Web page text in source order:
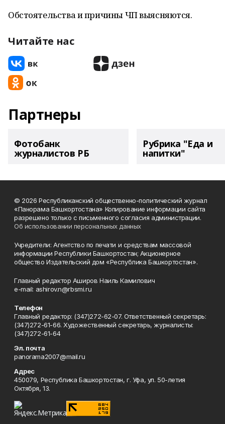
Обстоятельства и причины ЧП выясняются.
Читайте нас
Партнеры
Фотобанк
журналистов РБ
Рубрика "Еда и
напитки"
© 2026 Республиканский общественно-политический журнал
«Панорама Башкортостана» Копирование информации сайта
разрешено только с письменного согласия администрации.
Об использовании персональных данных
Учредители: Агентство по печати и средствам массовой
информации Республики Башкортостан; Акционерное
общество Издательский дом «Республика Башкортостан».
Главный редактор Аширов Наиль Камилович
e-mail: ashirov.n@rbsmi.ru
Телефон
Главный редактор: (347)272-62-07. Ответственный секретарь:
(347)272-61-66. Художественный секретарь, журналисты:
(347)272-61-64
Эл. почта
panorama2007@mail.ru
Адрес
450079, Республика Башкортостан, г. Уфа, ул. 50-летия
Октября, 13.